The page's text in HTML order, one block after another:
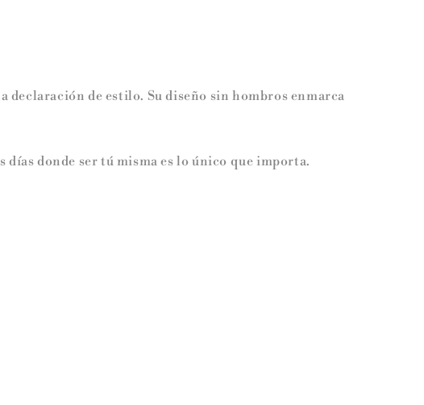
de estilo. Su diseño sin hombros enmarca
donde ser tú misma es lo único que importa.